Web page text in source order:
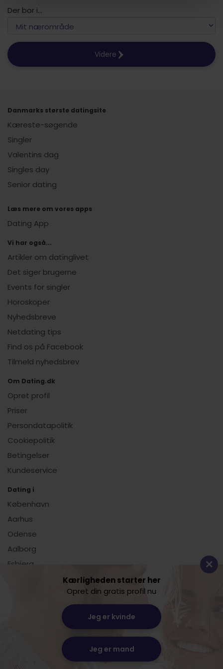
Der bor i...
Videre
Danmarks største datingsite
Kæreste-søgende
Singler
Valentins dag
Singles day
Senior dating
Læs mere om vores apps
Dating App
Vi har også...
Artikler om datinglivet
Det siger brugerne
Events for singler
Horoskoper
Nyhedsbreve
Netdating tips
Find os på Facebook
Tilmeld nyhedsbrev
Om Dating.dk
Opret profil
Priser
Persondatapolitik
Cookiepolitik
Betingelser
Kundeservice
Dating i
København
Aarhus
Odense
Aalborg
Esbjerg
Lille Sct. Hans Gade 11
Kærligheden starter her
Opret din gratis profil nu
Jeg er kvinde
Jeg er mand